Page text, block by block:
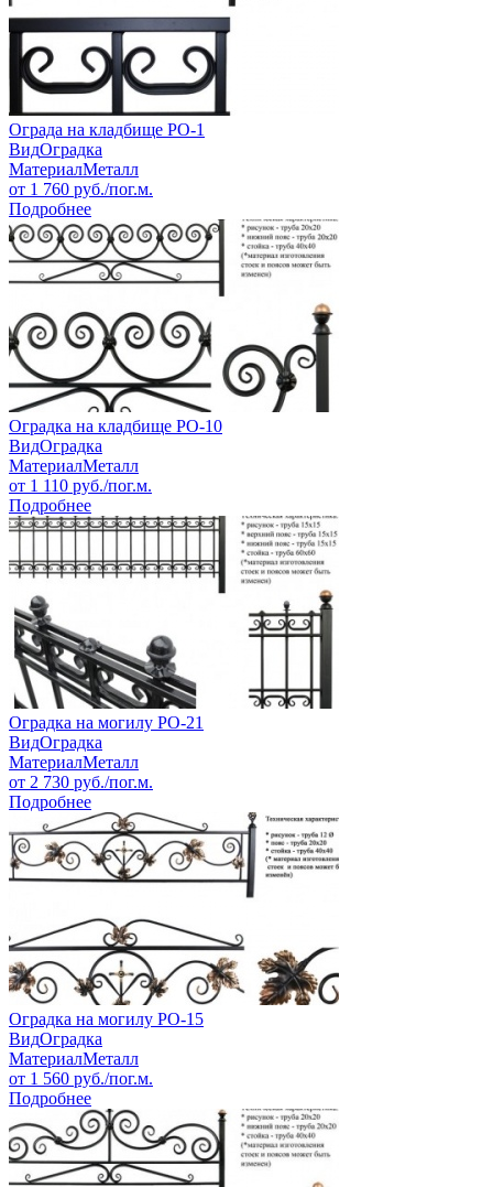
Ограда на кладбище РО-1
ВидОградка
МатериалМеталл
от 1 760 руб./пог.м.
Подробнее
Оградка на кладбище РО-10
ВидОградка
МатериалМеталл
от 1 110 руб./пог.м.
Подробнее
Оградка на могилу РО-21
ВидОградка
МатериалМеталл
от 2 730 руб./пог.м.
Подробнее
Оградка на могилу РО-15
ВидОградка
МатериалМеталл
от 1 560 руб./пог.м.
Подробнее